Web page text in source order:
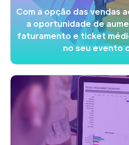
Com a opção das vendas
a oportunidade de
faturamento e ticket
no seu evento